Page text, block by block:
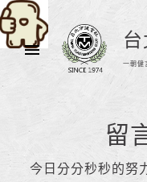
一朝健
留
今日分分秒秒的努